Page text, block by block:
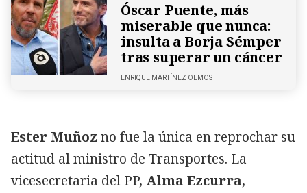
Óscar Puente, más
miserable que nunca:
insulta a Borja Sémper
tras superar un cáncer
ENRIQUE MARTÍNEZ OLMOS
Ester Muñoz no fue la única en reprochar su
actitud al ministro de Transportes. La
vicesecretaria del PP, Alma Ezcurra,